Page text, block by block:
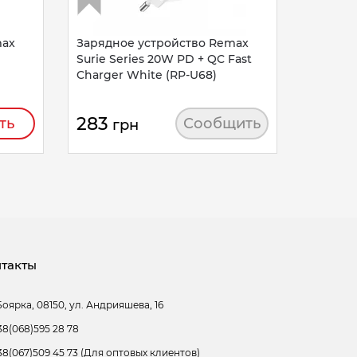
Зарядное устройство Remax
Surie Series 20W PD + QC Fast
Charger White (RP-U68)
283 грн Сообщить
08150, ул. Андрияшева, 16
28 78
45 73 (Для оптовых клиентов)